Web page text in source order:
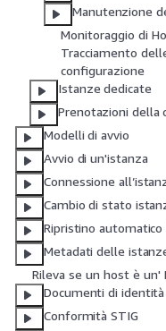
Manutenzione
Monitoraggio di
Tracciamento
configurazione
Istanze dedicate
Prenotazioni della
Modelli di avvio
Avvio di un'istanza
Connessione
Cambio di stato
Ripristino automatico
Metadati delle
Rileva se un host è un'
Documenti di
Conformità STIG